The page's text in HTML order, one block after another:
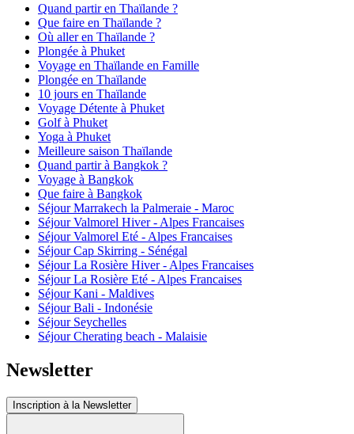
Quand partir en Thaïlande ?
Que faire en Thaïlande ?
Où aller en Thaïlande ?
Plongée à Phuket
Voyage en Thaïlande en Famille
Plongée en Thaïlande
10 jours en Thaïlande
Voyage Détente à Phuket
Golf à Phuket
Yoga à Phuket
Meilleure saison Thaïlande
Quand partir à Bangkok ?
Voyage à Bangkok
Que faire à Bangkok
Séjour Marrakech la Palmeraie - Maroc
Séjour Valmorel Hiver - Alpes Francaises
Séjour Valmorel Eté - Alpes Francaises
Séjour Cap Skirring - Sénégal
Séjour La Rosière Hiver - Alpes Francaises
Séjour La Rosière Eté - Alpes Francaises
Séjour Kani - Maldives
Séjour Bali - Indonésie
Séjour Seychelles
Séjour Cherating beach - Malaisie
Newsletter
Inscription à la Newsletter